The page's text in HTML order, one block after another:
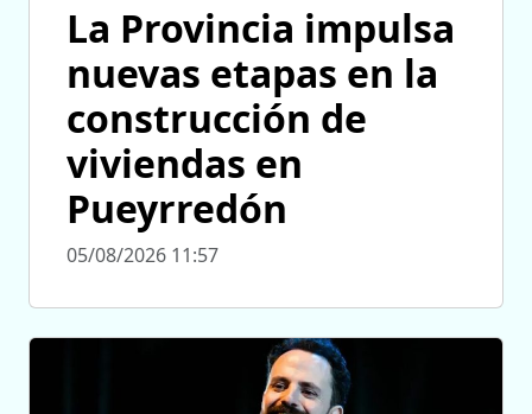
La Provincia impulsa
nuevas etapas en la
construcción de
viviendas en
Pueyrredón
05/08/2026 11:57